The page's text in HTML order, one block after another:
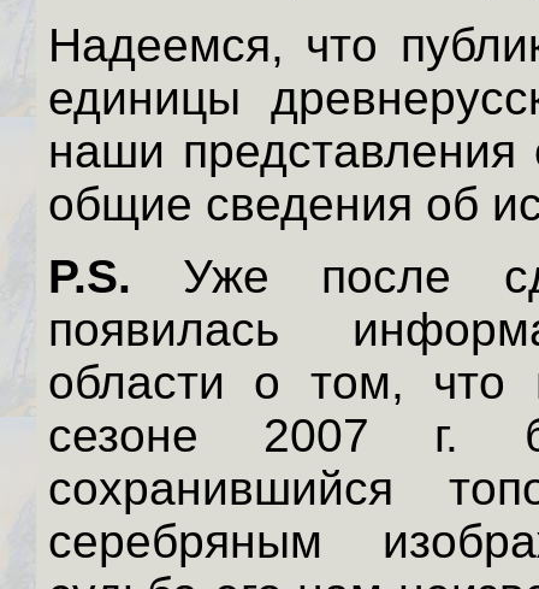
Надеемся, что
единицы
наши
общие сведения об
P.S. Уже после
появилась
области о том, что
сезоне 2007 г.
сохранившийся
серебряным